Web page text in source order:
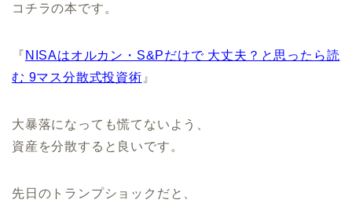
コチラの本です。
『 NISAはオルカン・S&Pだけで 大丈夫？と思ったら読
む 9マス分散式投資術 』
大暴落になっても慌てないよう、
資産を分散すると良いです。
先日のトランプショックだと、